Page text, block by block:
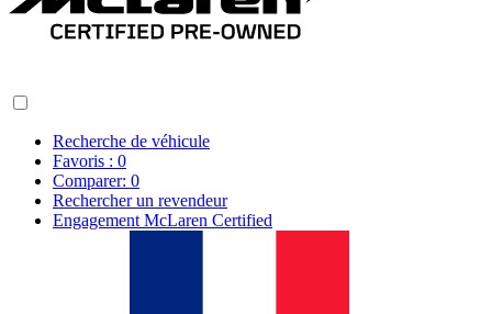
Recherche de véhicule
Favoris : 0
Comparer: 0
Rechercher un revendeur
Engagement McLaren Certified